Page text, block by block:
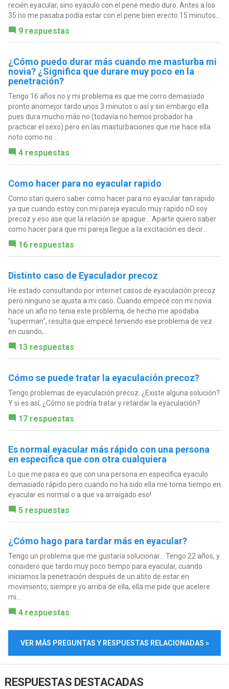
recién eyacular, sino eyaculo con el pene medio duro. Antes a los
35 no me pasaba podía estar con el pene bien erecto 15 minutos...
9 respuestas
¿Cómo puedo durar más cuando me masturba mi
novia? ¿Significa que durare muy poco en la
penetración?
Tengo 16 años no y mi problema es que me corro demasiado
pronto anomejor tardo unos 3 minutos o así y sin embargo ella
pues dura mucho más no (todavía no hemos probador ha
practicar el sexo) pero en las masturbaciones que me hace ella
noto como no...
4 respuestas
Como hacer para no eyacular rapido
Como stan quiero saber como hacer para no eyacular tan rapido
ya que cuando estoy con mi pareja eyaculo muy rapido nO soy
precoz y eso ase que la relación se apague .. Aparte quiero saber
como hacer para que mi pareja llegue a la excitación es decir...
16 respuestas
Distinto caso de Eyaculador precoz
He estado consultando por internet casos de eyaculación precoz
pero ninguno se ajusta a mi caso. Cuando empecé con mi novia
hace un año no tenia este problema, de hecho me apodaba
"superman", resulta que empecé teniendo ese problema de vez
en cuando,...
13 respuestas
Cómo se puede tratar la eyaculación precoz?
Tengo problemas de eyaculación precoz. ¿Existe alguna solución?
Y si es así, ¿Cómo se podría tratar y retardar la eyaculación?
17 respuestas
Es normal eyacular más rápido con una persona
en especifica que con otra cualquiera
Lo que me pasa es que con una persona en especifica eyaculo
demasiado rápido pero cuando no ha sido ella me toma tiempo en
eyacular es normal o a que va arraigado eso!
5 respuestas
¿Cómo hago para tardar más en eyacular?
Tengo un problema que me gustaría solucionar... Tengo 22 años, y
considero que tardo muy poco tiempo para eyacular, cuando
iniciamos la penetración después de un atito de estar en
movimiento, siempre yo arriba de ella, ella me pide que acelere
mi...
4 respuestas
VER MÁS PREGUNTAS Y RESPUESTAS RELACIONADAS »
RESPUESTAS DESTACADAS